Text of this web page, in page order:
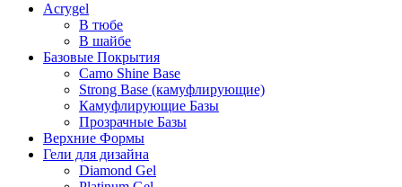
Acrygel
В тюбе
В шайбе
Базовые Покрытия
Camo Shine Base
Strong Base (камуфлирующие)
Камуфлирующие Базы
Прозрачные Базы
Верхние Формы
Гели для дизайна
Diamond Gel